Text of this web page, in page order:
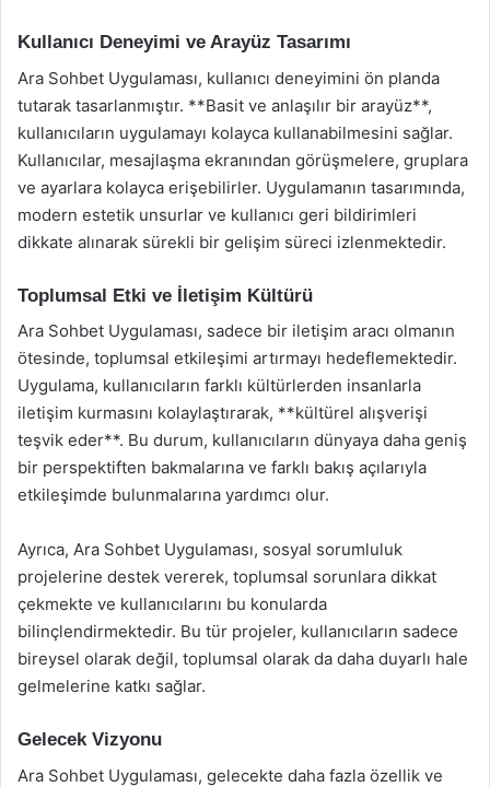
Kullanıcı Deneyimi ve Arayüz Tasarımı
Ara Sohbet Uygulaması, kullanıcı deneyimini ön planda
tutarak tasarlanmıştır. **Basit ve anlaşılır bir arayüz**,
kullanıcıların uygulamayı kolayca kullanabilmesini sağlar.
Kullanıcılar, mesajlaşma ekranından görüşmelere, gruplara
ve ayarlara kolayca erişebilirler. Uygulamanın tasarımında,
modern estetik unsurlar ve kullanıcı geri bildirimleri
dikkate alınarak sürekli bir gelişim süreci izlenmektedir.
Toplumsal Etki ve İletişim Kültürü
Ara Sohbet Uygulaması, sadece bir iletişim aracı olmanın
ötesinde, toplumsal etkileşimi artırmayı hedeflemektedir.
Uygulama, kullanıcıların farklı kültürlerden insanlarla
iletişim kurmasını kolaylaştırarak, **kültürel alışverişi
teşvik eder**. Bu durum, kullanıcıların dünyaya daha geniş
bir perspektiften bakmalarına ve farklı bakış açılarıyla
etkileşimde bulunmalarına yardımcı olur.
Ayrıca, Ara Sohbet Uygulaması, sosyal sorumluluk
projelerine destek vererek, toplumsal sorunlara dikkat
çekmekte ve kullanıcılarını bu konularda
bilinçlendirmektedir. Bu tür projeler, kullanıcıların sadece
bireysel olarak değil, toplumsal olarak da daha duyarlı hale
gelmelerine katkı sağlar.
Gelecek Vizyonu
Ara Sohbet Uygulaması, gelecekte daha fazla özellik ve